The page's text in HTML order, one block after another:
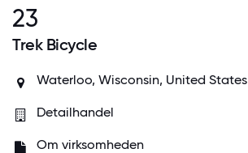
23
Trek Bicycle
Waterloo, Wisconsin, United States
Detailhandel
Om virksomheden